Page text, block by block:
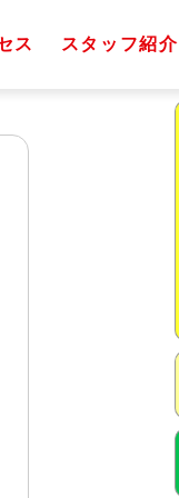
ス スタッフ紹介